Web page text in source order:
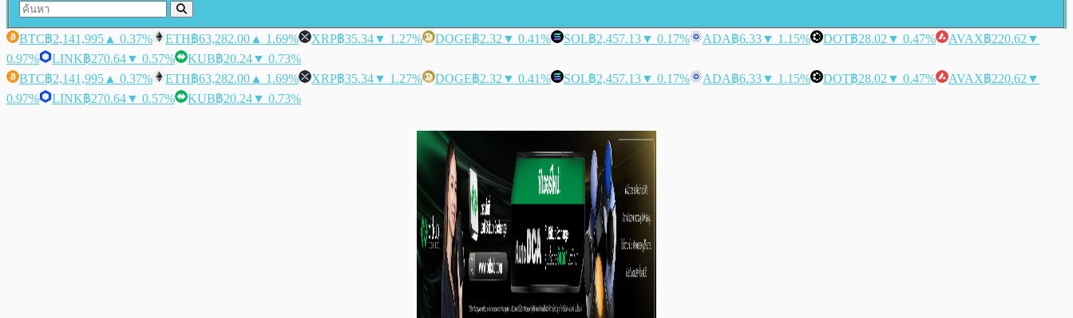
BTC฿2,141,995 ▲ 0.37% ETH฿63,282.00 ▲ 1.69% XRP฿35.34▼ 1.27% DOGE฿2.32 ▼ 0.41% SOL฿2,457.13▼ 0.17% ADA฿6.33▼ 1.15% DOT฿28.02 ▼ 0.47% AVAX฿220.62 ▼
0.97%
LINK฿270.64▼ 0.57% KUB฿20.24▼ 0.73%
BTC฿2,141,995 ▲ 0.37% ETH฿63,282.00 ▲ 1.69% XRP฿35.34▼ 1.27% DOGE฿2.32 ▼ 0.41% SOL฿2,457.13▼ 0.17% ADA฿6.33▼ 1.15% DOT฿28.02 ▼ 0.47% AVAX฿220.62 ▼
0.97%
LINK฿270.64▼ 0.57% KUB฿20.24▼ 0.73%